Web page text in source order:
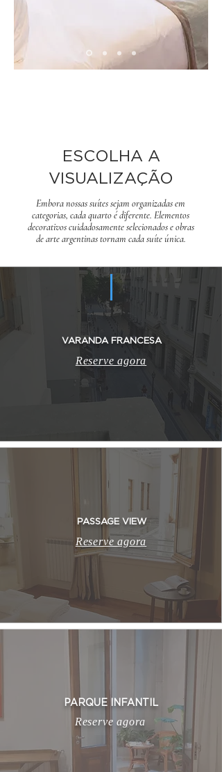
ESCOLHA A
VISUALIZAÇÃO
Embora nossas suítes sejam organizadas em
categorias, cada quarto é diferente. Elementos
decorativos cuidadosamente selecionados e obras
de arte argentinas tornam cada suíte única.
VARANDA FRANCESA
Reserve agora
PASSAGE VIEW
Reserve agora
PARQUE INFANTIL
Reserve agora